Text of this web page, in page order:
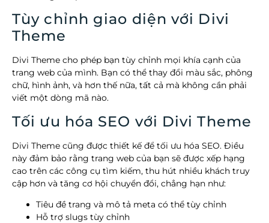
Tùy chỉnh giao diện với Divi
Theme
Divi Theme cho phép bạn tùy chỉnh mọi khía cạnh của
trang web của mình. Bạn có thể thay đổi màu sắc, phông
chữ, hình ảnh, và hơn thế nữa, tất cả mà không cần phải
viết một dòng mã nào.
Tối ưu hóa SEO với Divi Theme
Divi Theme cũng được thiết kế để tối ưu hóa SEO. Điều
này đảm bảo rằng trang web của bạn sẽ được xếp hạng
cao trên các công cụ tìm kiếm, thu hút nhiều khách truy
cập hơn và tăng cơ hội chuyển đổi, chẳng hạn như:
Tiêu đề trang và mô tả meta có thể tùy chỉnh
Hỗ trợ slugs tùy chỉnh